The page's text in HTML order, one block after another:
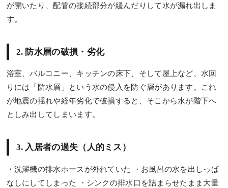
が開いたり、配管の接続部分が緩んだりして水が漏れ出しま
す。
2. 防水層の破損・劣化
浴室、バルコニー、キッチンの床下、そして屋上など、水回
りには「防水層」という水の侵入を防ぐ層があります。これ
が地震の揺れや経年劣化で破損すると、そこから水が階下へ
としみ出してしまいます。
3. 入居者の過失（人的ミス）
・洗濯機の排水ホースが外れていた ・お風呂の水を出しっぱ
なしにしてしまった ・シンクの排水口を詰まらせたまま大量